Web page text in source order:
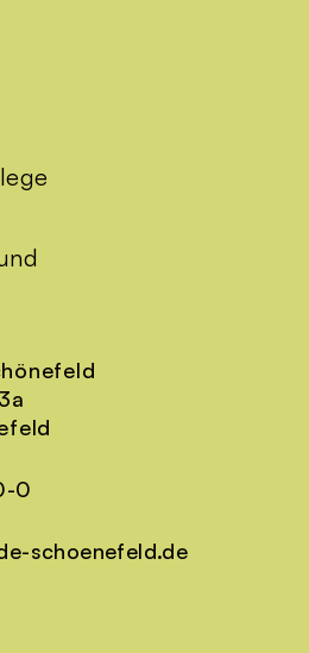
0
schoenefeld.de